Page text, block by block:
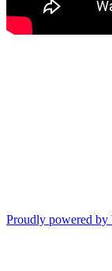
Proudly powered by